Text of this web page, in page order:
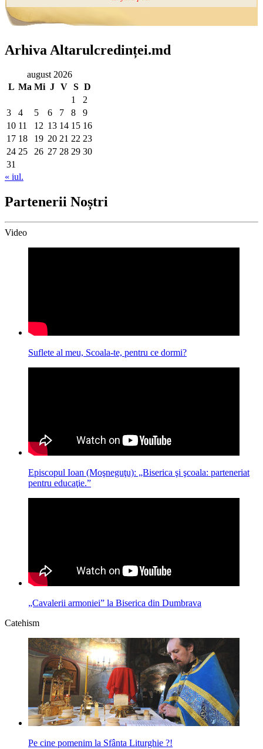
Arhiva Altarulcredinței.md
august 2026
L Ma Mi J V S D
1
2
3
4 5 6 7 8
9
10 11 12 13 14 15 16
17 18 19 20 21 22 23
24 25 26 27 28 29 30
31
« iul.
Partenerii Noștri
Video
Suflete al meu, Scoala-te, pentru ce dormi?
Episcopul Ioan (Moşneguţu): „Biserica şi şcoala: parteneriat
pentru educaţie.”
„Cavalerii armoniei” la Biserica din Dumbrava
Catehism
Pe cine pomenim la Sfânta Liturghie ?!